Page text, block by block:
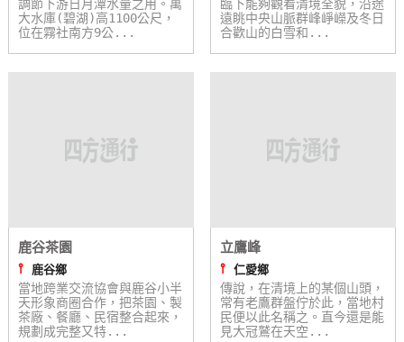
作
伴
計
劃
商
調節下游日月潭水量之用。萬
大水庫(碧湖)高1100公尺，
位在霧社南方9公...
臨下能夠觀看清境全貌，沿途
遠眺中央山脈群峰崢嶸及冬日
合歡山的白雪和...
鹿谷茶園
⫯
鹿谷鄉
當地跨業交流協會與鹿谷小半
天形象商圈合作，把茶園、製
茶廠、餐廳、民宿整合起來，
規劃成完整又特...
立鷹峰
⫯ 仁愛鄉
傳說，在清境上的某個山頭，
常有老鷹群盤佇於此，當地村
民便以此名稱之。直今還是能
見大冠鷲在天空...